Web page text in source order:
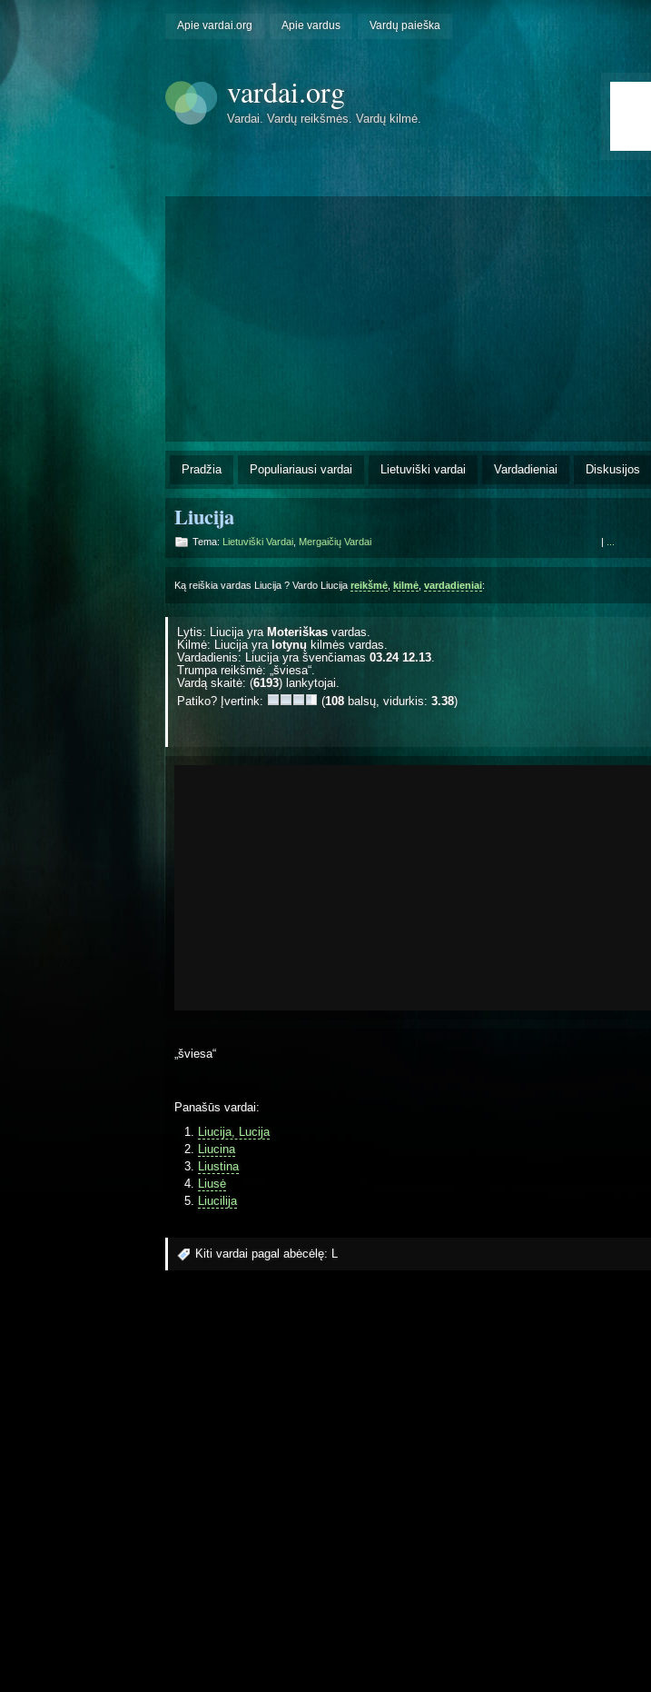
Apie vardai.org Apie vardus Vardų paieška
vardai.org
Vardai. Vardų reikšmės. Vardų kilmė.
Pradžia Populiariausi vardai Lietuviški vardai Vardadieniai Diskusijos
Liucija
Tema: Lietuviški Vardai Mergaičių Vardai |
Ką reiškia vardas Liucija ? Vardo Liucija reikšmė kilmė vardadieniai:
Lytis: Liucija yra Moteriškas vardas.
Kilmė: Liucija yra lotynų kilmės vardas.
Vardadienis: Liucija yra švenčiamas 03.24 12.13
Trumpa reikšmė: „šviesa“.
Vardą skaitė: (6193) lankytojai.
Patiko? Įvertink:
(108 balsų, vidurkis: 3.38)
„šviesa“
Panašūs vardai:
Liucija, Lucija
Liucina
Liustina
Liusė
Liucilija
Kiti vardai pagal abėcėlę: L